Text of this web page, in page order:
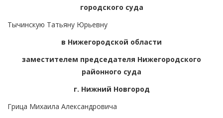
городского суда
Тычинскую Татьяну Юрьевну
в Нижегородской области
заместителем председателя Нижегородского
районного суда
г. Нижний Новгород
Грица Михаила Александровича